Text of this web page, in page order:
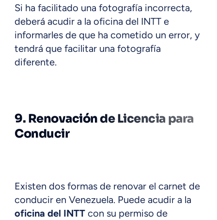
Si ha facilitado una fotografía incorrecta,
deberá acudir a la oficina del INTT e
informarles de que ha cometido un error, y
tendrá que facilitar una fotografía
diferente.
9. Renovación de Licencia para
Conducir
Existen dos formas de renovar el carnet de
conducir en Venezuela. Puede acudir a la
oficina del INTT con su permiso de